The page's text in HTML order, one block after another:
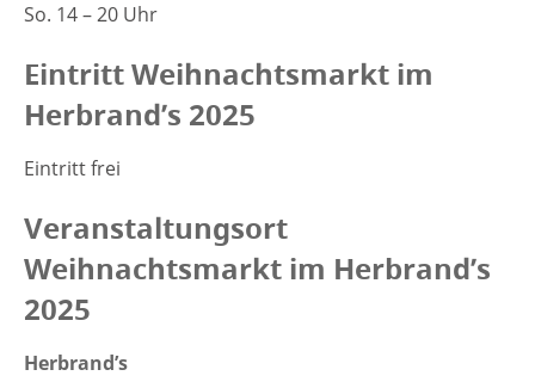
So. 14 – 20 Uhr
Eintritt Weihnachtsmarkt im
Herbrand’s 2025
Eintritt frei
Veranstaltungsort
Weihnachtsmarkt im Herbrand’s
2025
Herbrand’s